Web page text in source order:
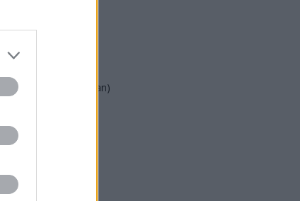
Forța Dreptei (L. Orban)
REPER
SOS (Șoșoacă)
POT (Gavrilă)